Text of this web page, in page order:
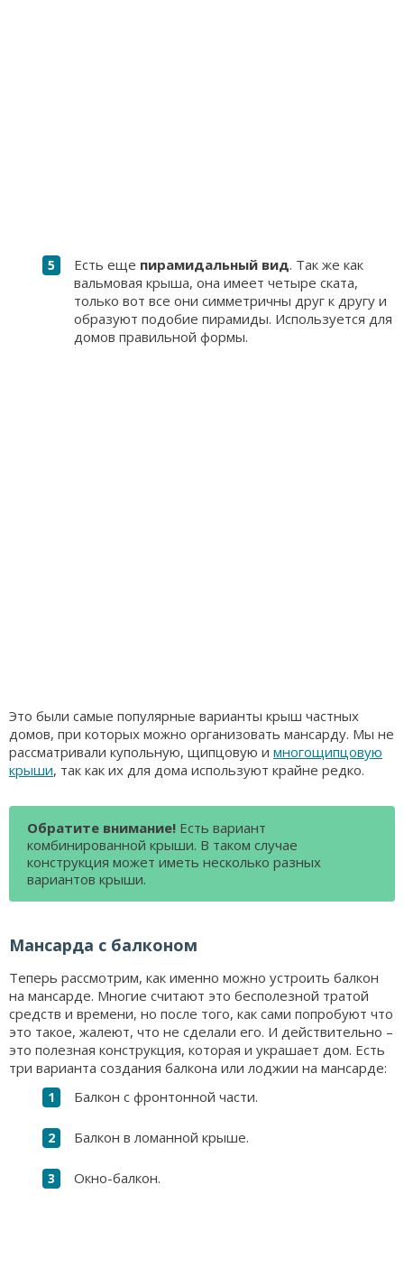
Есть еще пирамидальный вид. Так же как
вальмовая крыша, она имеет четыре ската,
только вот все они симметричны друг к другу и
образуют подобие пирамиды. Используется для
домов правильной формы.
Это были самые популярные варианты крыш частных
домов, при которых можно организовать мансарду. Мы не
рассматривали купольную, щипцовую и многощипцовую
крыши, так как их для дома используют крайне редко.
Обратите внимание! Есть вариант
комбинированной крыши. В таком случае
конструкция может иметь несколько разных
вариантов крыши.
Мансарда с балконом
Теперь рассмотрим, как именно можно устроить балкон
на мансарде. Многие считают это бесполезной тратой
средств и времени, но после того, как сами попробуют что
это такое, жалеют, что не сделали его. И действительно –
это полезная конструкция, которая и украшает дом. Есть
три варианта создания балкона или лоджии на мансарде:
Балкон с фронтонной части.
Балкон в ломанной крыше.
Окно-балкон.